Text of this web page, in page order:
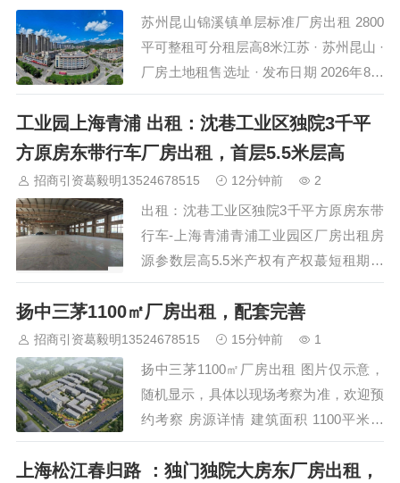
高、承重2至3吨每平方米，…
苏州昆山锦溪镇单层标准厂房出租 2800
平可整租可分租层高8米江苏 · 苏州昆山 ·
厂房土地租售选址 · 发布日期 2026年8月
6日昆山锦溪镇工业园区内单层标准厂房
对外招租，建筑面积约2800平方米，单层
车间结构，层高约8米，砖混结构，环氧
地坪地面。厂房位于锦溪镇工业集中区，
级丙类，配电容量200千伏安。物业可整
租…
工业园上海青浦 出租：沈巷工业区独院3千平
方原房东带行车厂房出租，首层5.5米层高
招商引资葛毅明13524678515 12分钟前 2
出租：沈巷工业区独院3千平方原房东带
行车-上海青浦青浦工业园区厂房出租房
源参数层高5.5米产权有产权蕞短租期一
年朱家角沈巷工业园区原房东独门独院厂
房3000平方，层高9米，带行车400平方
起租。 园区产业招商 专注长三角产业园
区厂房、仓库、办公、土地招商，提供从
选址到入驻的全流程服务。 招商热线：
13524678515 本宣传资料仅供参…
扬中三茅1100㎡厂房出租，配套完善
招商引资葛毅明13524678515 15分钟前 1
扬中三茅1100㎡厂房出租 图片仅示意，
随机显示，具体以现场考察为准，欢迎预
约考察 房源详情 建筑面积 1100平米，
租金价格 0.182元每平 详细地址…
上海松江春归路 ：独门独院大房东厂房出租，